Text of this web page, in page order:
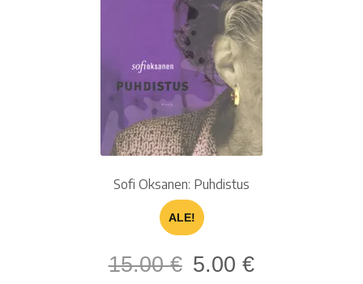
Sofi Oksanen: Puhdistus
ALE!
15.00€
Alkuperäinen
hinta
5.00€Nykyinen